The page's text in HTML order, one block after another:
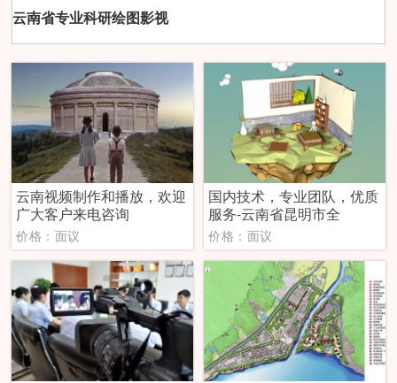
云南省专业科研绘图影视
云南视频制作和播放，欢迎
广大客户来电咨询
价格：面议
国内技术，专业团队，优质
服务-云南省昆明市全
价格：面议